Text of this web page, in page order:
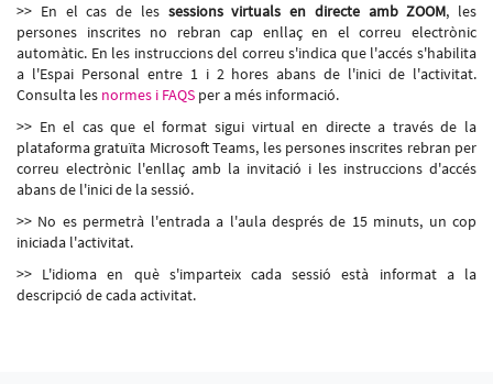
>> En el cas de les sessions virtuals en directe amb ZOOM, les
persones inscrites no rebran cap enllaç en el correu electrònic
automàtic. En les instruccions del correu s'indica que l'accés s'habilita
a l'Espai Personal entre 1 i 2 hores abans de l'inici de l'activitat.
Consulta les normes i FAQS per a més informació.
>> En el cas que el format sigui virtual en directe a través de la
plataforma gratuïta Microsoft Teams, les persones inscrites rebran per
correu electrònic l'enllaç amb la invitació i les instruccions d'accés
abans de l'inici de la sessió.
>> No es permetrà l'entrada a l'aula després de 15 minuts, un cop
iniciada l'activitat.
>> L'idioma en què s'imparteix cada sessió està informat a la
descripció de cada activitat.